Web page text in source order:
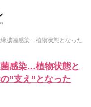
膿菌感染…植物状態となった
感染…植物状態と
”支え”となった